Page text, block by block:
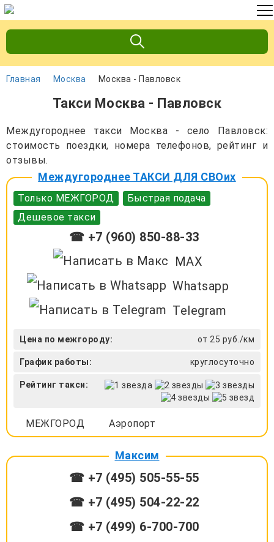
Главная Москва Москва - Павловск
Такси Москва - Павловск
Междугороднее такси Москва - село Павловск:
стоимость поездки, номера телефонов, рейтинг и
отзывы.
Междугороднее ТАКСИ ДЛЯ СВОих
Только МЕЖГОРОД
Быстрая подача
Дешевое такси
☎ +7 (960) 850-88-33
MAX
Whatsapp
Telegram
Цена по межгороду: от 25 руб./км
График работы: круглосуточно
Рейтинг такси:
МЕЖГОРОД Аэропорт
Максим
☎ +7 (495) 505-55-55
☎ +7 (495) 504-22-22
☎ +7 (499) 6-700-700